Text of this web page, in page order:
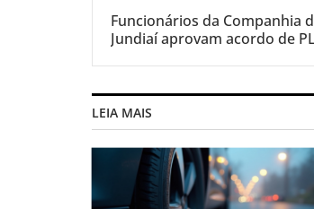
Funcionários da Companhia
Jundiaí aprovam acordo de
LEIA MAIS